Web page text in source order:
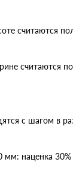
считаются
считаются
с шагом в
мм: наценка 30%